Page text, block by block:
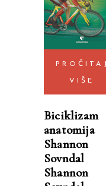
PROČITAJ
VIŠE
Biciklizam
anatomija
Shannon
Sovndal
Shannon